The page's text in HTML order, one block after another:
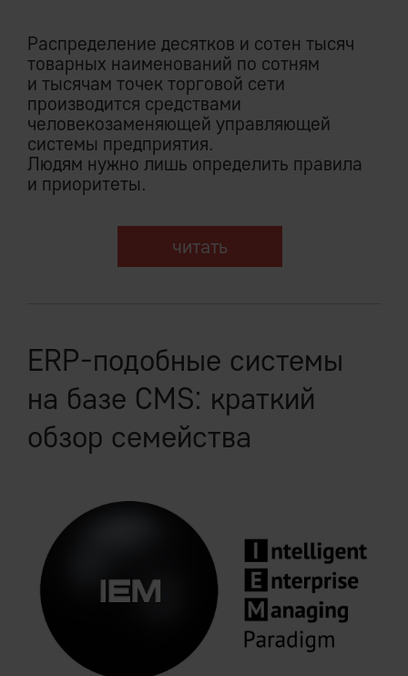
Распределение десятков и сотен тысяч
товарных наименований по сотням
и тысячам точек торговой сети
производится средствами
человекозаменяющей управляющей
системы предприятия.
Людям нужно лишь определить правила
и приоритеты.
читать
ERP-подобные системы
на базе CMS: краткий
обзор семейства